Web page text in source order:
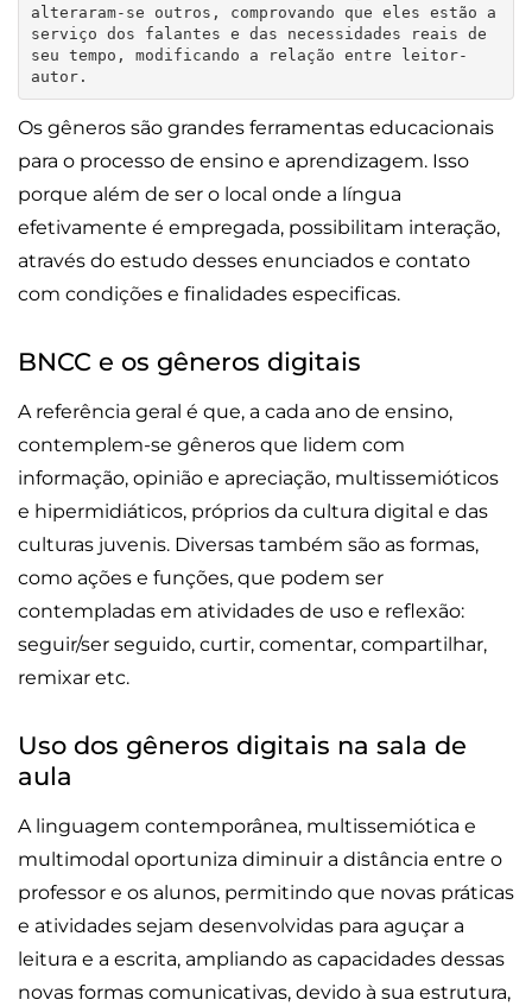
alteraram-se outros, comprovando que eles estão a
serviço dos falantes e das necessidades reais de
seu tempo, modificando a relação entre leitor-
autor.
Os gêneros são grandes ferramentas educacionais
para o processo de ensino e aprendizagem. Isso
porque além de ser o local onde a língua
efetivamente é empregada, possibilitam interação,
através do estudo desses enunciados e contato
com condições e finalidades especificas.
BNCC e os gêneros digitais
A referência geral é que, a cada ano de ensino,
contemplem-se gêneros que lidem com
informação, opinião e apreciação, multissemióticos
e hipermidiáticos, próprios da cultura digital e das
culturas juvenis. Diversas também são as formas,
como ações e funções, que podem ser
contempladas em atividades de uso e reflexão:
seguir/ser seguido, curtir, comentar, compartilhar,
remixar etc.
Uso dos gêneros digitais na sala de
aula
A linguagem contemporânea, multissemiótica e
multimodal oportuniza diminuir a distância entre o
professor e os alunos, permitindo que novas práticas
e atividades sejam desenvolvidas para aguçar a
leitura e a escrita, ampliando as capacidades dessas
novas formas comunicativas, devido à sua estrutura,